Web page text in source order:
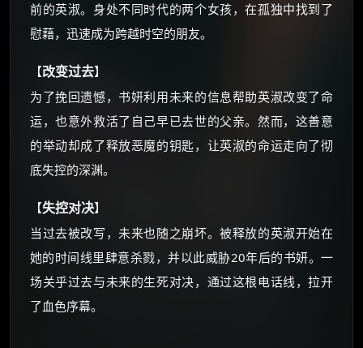
前的英淑。身处不同时代的两个女孩，在孤独中找到了
慰藉，迅速成为跨越时空的朋友。
【改变过去】
为了挽回遗憾，书妍利用未来的信息帮助英淑改变了命
运，也意外救活了自己早已去世的父亲。然而，这善意
的举动却成了释放恶魔的钥匙，让英淑的命运走向了彻
底失控的深渊。
【失控对决】
当过去被改写，未来也随之崩坏。被释放的英淑开始在
她的时间线里肆意杀戮，并以此威胁20年后的书妍。一
场关乎过去与未来的生死对决，通过这根电话线，拉开
了血色序幕。
价格有浮动，请直接搜索查最低价！
还有支付宝现金红包、外卖红包、
⚡ 前往【大淘客】领红包
☕ 海外大侠？通过 Ko-fi 赐茶